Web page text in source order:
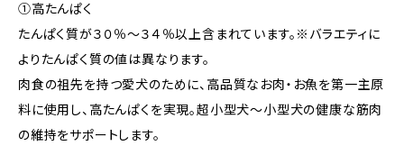
①高たんぱく
たんぱく質が３０％〜３４％以上含まれています。※バラエティに
よりたんぱく質の値は異なります。
肉食の祖先を持つ愛犬のために、高品質なお肉・お魚を第一主原
料に使用し、高たんぱくを実現。超小型犬〜小型犬の健康な筋肉
の維持をサポートします。